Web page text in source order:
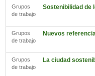
Grupos
de trabajo
Sostenibilidad de
Grupos
de trabajo
Nuevos
Grupos
de trabajo
La ciudad